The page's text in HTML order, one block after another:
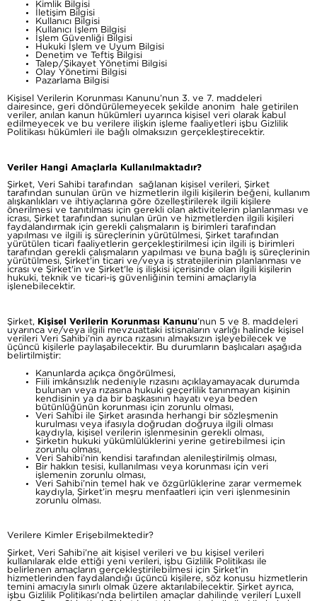
Kimlik Bilgisi
İletişim Bilgisi
Kullanıcı Bilgisi
Kullanıcı İşlem Bilgisi
İşlem Güvenliği Bilgisi
Hukuki İşlem ve Uyum Bilgisi
Denetim ve Teftiş Bilgisi
Talep/Şikayet Yönetimi Bilgisi
Olay Yönetimi Bilgisi
Pazarlama Bilgisi
Kişisel Verilerin Korunması Kanunu’nun 3. ve 7. maddeleri
dairesince, geri döndürülemeyecek şekilde anonim hale getirilen
veriler, anılan kanun hükümleri uyarınca kişisel veri olarak kabul
edilmeyecek ve bu verilere ilişkin işleme faaliyetleri işbu Gizlilik
Politikası hükümleri ile bağlı olmaksızın gerçekleştirecektir.
Veriler Hangi Amaçlarla Kullanılmaktadır?
Şirket, Veri Sahibi tarafından sağlanan kişisel verileri, Şirket
tarafından sunulan ürün ve hizmetlerin ilgili kişilerin beğeni, kullanım
alışkanlıkları ve ihtiyaçlarına göre özelleştirilerek ilgili kişilere
önerilmesi ve tanıtılması için gerekli olan aktivitelerin planlanması ve
icrası, Şirket tarafından sunulan ürün ve hizmetlerden ilgili kişileri
faydalandırmak için gerekli çalışmaların iş birimleri tarafından
yapılması ve ilgili iş süreçlerinin yürütülmesi, Şirket tarafından
yürütülen ticari faaliyetlerin gerçekleştirilmesi için ilgili iş birimleri
tarafından gerekli çalışmaların yapılması ve buna bağlı iş süreçlerinin
yürütülmesi, Şirket'in ticari ve/veya iş stratejilerinin planlanması ve
icrası ve Şirket'in ve Şirket'le iş ilişkisi içerisinde olan ilgili kişilerin
hukuki, teknik ve ticari-iş güvenliğinin temini amaçlarıyla
işlenebilecektir.
Şirket, Kişisel Verilerin Korunması Kanunu’nun 5 ve 8. maddeleri
uyarınca ve/veya ilgili mevzuattaki istisnaların varlığı halinde kişisel
verileri Veri Sahibi’nin ayrıca rızasını almaksızın işleyebilecek ve
üçüncü kişilerle paylaşabilecektir. Bu durumların başlıcaları aşağıda
belirtilmiştir:
Kanunlarda açıkça öngörülmesi,
Fiili imkânsızlık nedeniyle rızasını açıklayamayacak durumda
bulunan veya rızasına hukuki geçerlilik tanınmayan kişinin
kendisinin ya da bir başkasının hayatı veya beden
bütünlüğünün korunması için zorunlu olması,
Veri Sahibi ile Şirket arasında herhangi bir sözleşmenin
kurulması veya ifasıyla doğrudan doğruya ilgili olması
kaydıyla, kişisel verilerin işlenmesinin gerekli olması,
Şirketin hukuki yükümlülüklerini yerine getirebilmesi için
zorunlu olması,
Veri Sahibi’nin kendisi tarafından alenileştirilmiş olması,
Bir hakkın tesisi, kullanılması veya korunması için veri
işlemenin zorunlu olması,
Veri Sahibi’nin temel hak ve özgürlüklerine zarar vermemek
kaydıyla, Şirket’in meşru menfaatleri için veri işlenmesinin
zorunlu olması.
Verilere Kimler Erişebilmektedir?
Şirket, Veri Sahibi’ne ait kişisel verileri ve bu kişisel verileri
kullanılarak elde ettiği yeni verileri, işbu Gizlilik Politikası ile
belirlenen amaçların gerçekleştirilebilmesi için Şirket’in
hizmetlerinden faydalandığı üçüncü kişilere, söz konusu hizmetlerin
temini amacıyla sınırlı olmak üzere aktarılabilecektir. Şirket ayrıca,
işbu Gizlilik Politikası’nda belirtilen amaçlar dahilinde verileri Luxell